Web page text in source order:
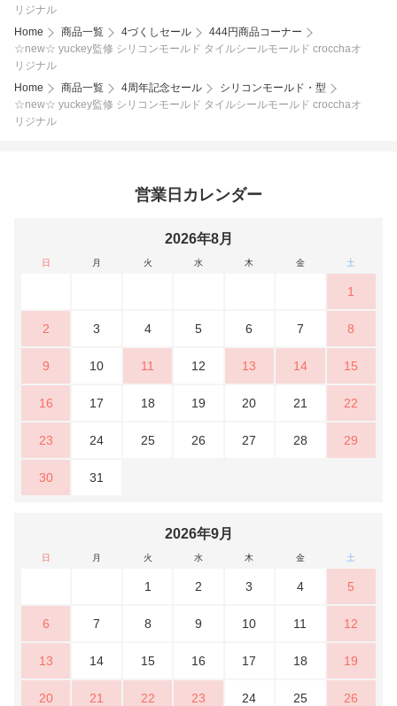
リジナル
Home
商品一覧 4づくしセール
444円商品コーナー
☆new☆ yuckey監修 シリコンモールド タイルシールモールド crocchaオ
リジナル
Home
商品一覧 4周年記念セール
シリコンモールド・型
☆new☆ yuckey監修 シリコンモールド タイルシールモールド crocchaオ
リジナル
営業日カレンダー
2026年8月
日 月 火 水 木 金 土
1
2 3 4 5 6 7 8
9 10 11 12 13 14 15
16 17 18 19 20 21 22
23 24 25 26 27 28 29
30 31
2026年9月
日 月 火 水 木 金 土
1 2 3 4 5
6 7 8 9 10 11 12
13 14 15 16 17 18 19
20 21 22 23 24 25 26